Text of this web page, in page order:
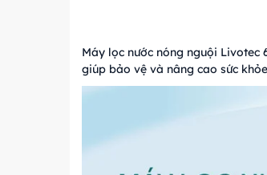
Máy lọc nước nóng nguội Livotec
giúp bảo vệ và nâng cao sức